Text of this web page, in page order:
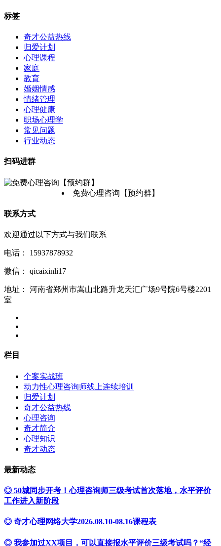
标签
奇才公益热线
归爱计划
心理课程
家庭
教育
婚姻情感
情绪管理
心理健康
职场心理学
常见问题
行业动态
扫码进群
免费心理咨询【预约群】
联系方式
欢迎通过以下方式与我们联系
电话： 15937878932
微信： qicaixinli17
地址：
河南省郑州市嵩山北路升龙天汇广场9号院6号楼2201
室
栏目
个案实战班
动力性心理咨询师线上连续培训
归爱计划
奇才公益热线
心理咨询
奇才简介
心理知识
奇才动态
最新动态
◎ 50城同步开考！心理咨询师三级考试首次落地，水平评价
工作进入新阶段
◎ 奇才心理网络大学2026.08.10-08.16课程表
◎ 我参加过XX项目，可以直接报水平评价三级考试吗？“经